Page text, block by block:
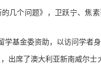
个问题》，卫跃宁、焦素
基金委资助，以访问学者
席了澳大利亚新南威尔士